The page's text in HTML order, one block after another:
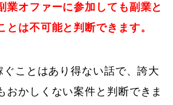
業オファーに参加しても副業と
とは不可能と判断できます。
ぐことはあり得ない話で、誇大
おかしくない案件と判断できま